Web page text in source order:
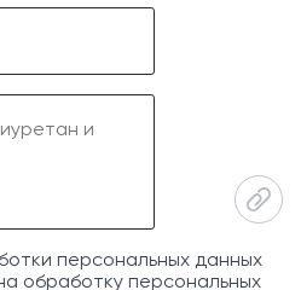
персональных данных
обработку персональных